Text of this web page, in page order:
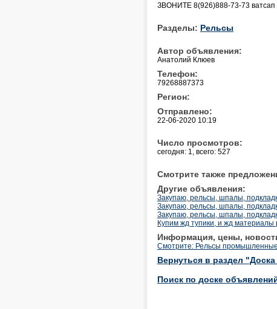
ЗВОНИТЕ 8(926)888-73-73 ватсап
Разделы: Рельсы
Автор объявления:
Анатолий Клюев
Телефон:
79268887373
Регион:
Отправлено:
22-06-2020 10:19
Число просмотров:
сегодня: 1, всего: 527
Смотрите также
Другие объявления:
Закупаю, рельсы, шпалы,
Закупаю, рельсы, шпалы,
Закупаю, рельсы, шпалы,
Купим жд тупики, и жд
Информация, цены,
Смотрите: Рельсы промышленные
Вернуться в раздел
Поиск по доске